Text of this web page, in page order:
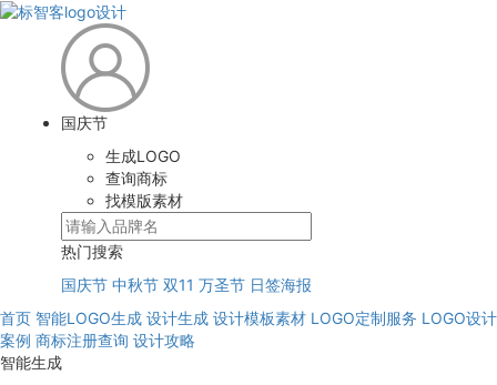
国庆节
生成LOGO
查询商标
找模版素材
热门搜索
国庆节 中秋节 双11 万圣节 日签海报
首页 智能LOGO生成 设计生成 设计模板素材 LOGO定制服务 LOGO设计
案例 商标注册查询 设计攻略
智能生成